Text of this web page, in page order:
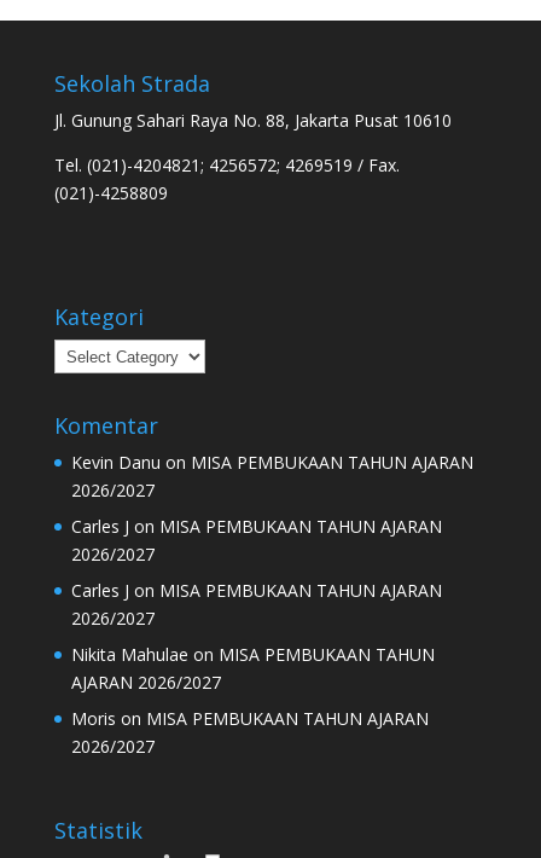
Sekolah Strada
Jl. Gunung Sahari Raya No. 88, Jakarta Pusat 10610
Tel. (021)-4204821; 4256572; 4269519 / Fax.
(021)-4258809
Kategori
Kategori
Komentar
Kevin Danu on MISA PEMBUKAAN TAHUN AJARAN
2026/2027
Carles J on MISA PEMBUKAAN TAHUN AJARAN
2026/2027
Carles J on MISA PEMBUKAAN TAHUN AJARAN
2026/2027
Nikita Mahulae on MISA PEMBUKAAN TAHUN
AJARAN 2026/2027
Moris on MISA PEMBUKAAN TAHUN AJARAN
2026/2027
Statistik